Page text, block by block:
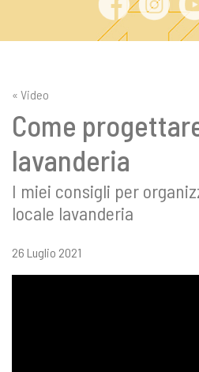
« Video
Come
lavanderia
I miei consigli per
locale lavanderia
26 Luglio 2021